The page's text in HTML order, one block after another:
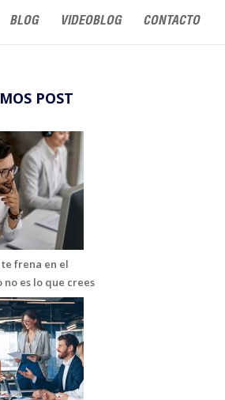
BLOG VIDEOBLOG CONTACTO
POST
te frena en el
es lo que crees